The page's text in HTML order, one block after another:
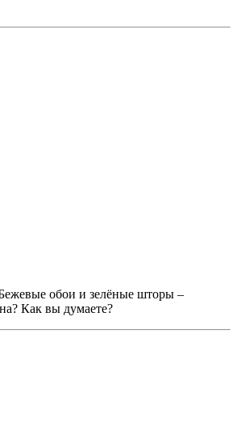
обои и зелёные шторы –
Как вы думаете?